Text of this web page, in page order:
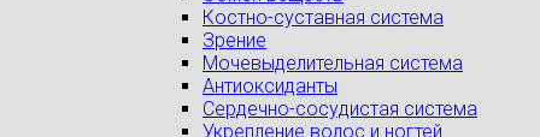
Костно-суставная система
Зрение
Мочевыделительная система
Антиоксиданты
Сердечно-сосудистая система
Укрепление волос и ногтей